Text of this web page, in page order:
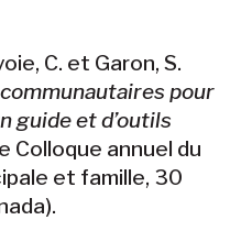
C. et Garon, S.
pour
guide et d’outils
Colloque annuel du
et famille, 30